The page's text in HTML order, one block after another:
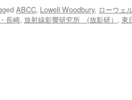
ABCC, Lowell Woodbury, ローウェ
長崎, 放射線影響研究所 (放影研） , 東